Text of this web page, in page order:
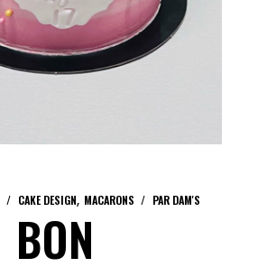
CAKE DESIGN MACARONS PAR DAM'S
BON